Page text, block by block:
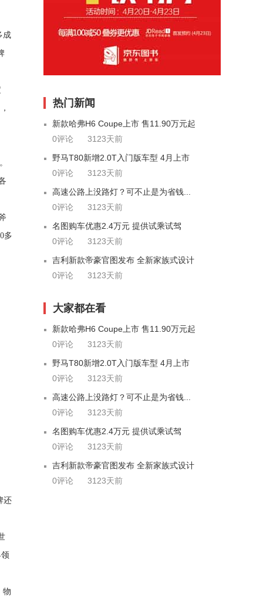
成
多
还
物
热门新闻
新款哈弗H6 Coupe上市 售11.90万元起
0评论
3123天前
野马T80新增2.0T入门版车型 4月上市
0评论
3123天前
高速公路上没路灯？可不止是为省钱...
0评论
3123天前
名图购车优惠2.4万元 提供试乘试驾
0评论
3123天前
吉利新款帝豪官图发布 全新家族式设计
0评论
3123天前
大家都在看
新款哈弗H6 Coupe上市 售11.90万元起
0评论
3123天前
野马T80新增2.0T入门版车型 4月上市
0评论
3123天前
高速公路上没路灯？可不止是为省钱...
0评论
3123天前
名图购车优惠2.4万元 提供试乘试驾
0评论
3123天前
吉利新款帝豪官图发布 全新家族式设计
0评论
3123天前